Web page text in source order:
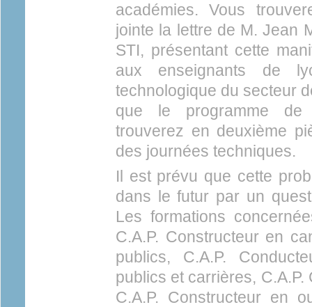
académies. Vous
jointe la lettre de M. Jean
STI, présentant cette
aux enseignants de
technologique du secteur
que le programme de
trouverez en deuxième
des journées techniques.
Il est prévu que cette
dans le futur par un
Les formations
C.A.P. Constructeur en
publics, C.A.P.
publics et carrières,
C.A.P. Constructeur en